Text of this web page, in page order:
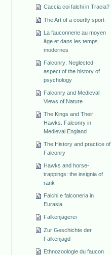
Caccia coi falchi in Tracia?
The Art of a courtly sport
La fauconnerie au moyen
âge et dans les temps
modernes
Falconry: Neglected
aspect of the history of
psychology
Falconry and Medieval
Views of Nature
The Kings and Their
Hawks. Falconry in
Medieval England
The History and practice of
Falconry
Hawks and horse-
trappings: the insignia of
rank
Falchi e falconeria in
Eurasia
Falkenjägerei
Zur Geschichte der
Falkenjagd
Ethnozoologie du faucon